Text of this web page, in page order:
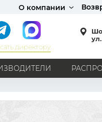
О компании
директору
Хай-тек
Лофт